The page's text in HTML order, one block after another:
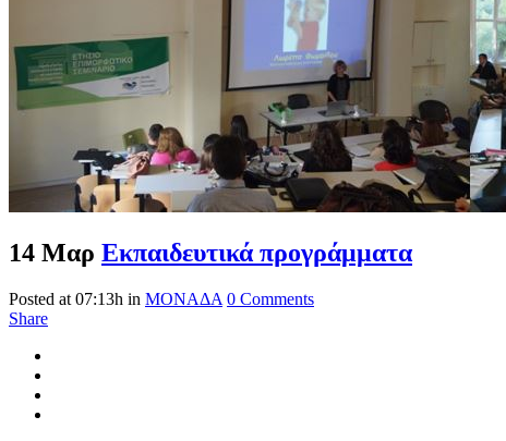
14 Μαρ Εκπαιδευτικά προγράμματα
Posted at 07:13h in ΜΟΝΑΔΑ 0 Comments
Share